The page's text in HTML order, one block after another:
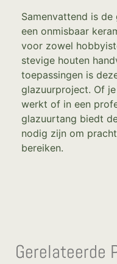
Samenvattend is
een onmisbaar
voor zowel
stevige houten
toepassingen is
glazuurproject. Of
werkt of in een
glazuurtang biedt
nodig zijn om
bereiken.
Gerelateerde